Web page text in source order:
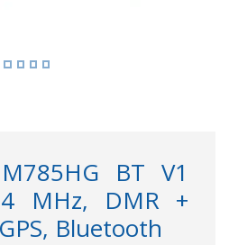
BT V1
MHz, DMR +
Bluetooth